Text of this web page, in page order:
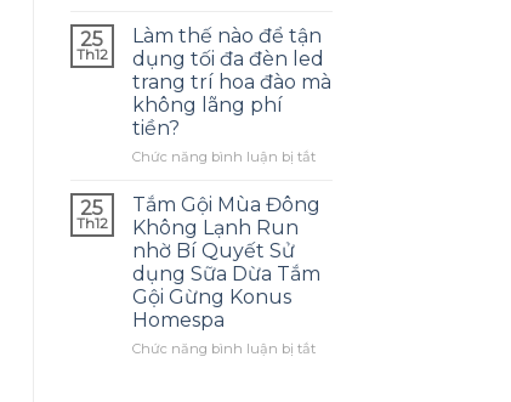
gặp?
điều
tôi
ước
hơn
thế
nào
để
tạo
bông
lồ
nhăn
rách
25
Th12
Làm thế nào để tận
dụng tối đa đèn led
trang trí hoa đào mà
không lãng phí
tiền?
Chức năng bình luận bị tắtở
thế
nào
dụng
25
Th12
Tắm Gội Mùa Đông
Không Lạnh Run
nhờ Bí Quyết Sử
dụng Sữa Dừa Tắm
Gội Gừng Konus
Homespa
Chức năng bình luận bị tắtở